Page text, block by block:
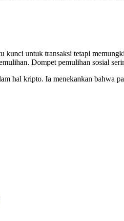
kunci untuk transaksi tetapi
Dompet pemulihan sosial
hal kripto. Ia menekankan bahwa